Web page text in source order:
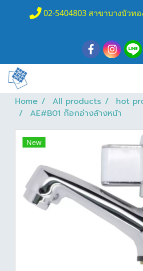
02-5404803 สาขาบางบัวทอ
Home All products
hot
AE#B01 ก๊อกอ่างล้างหน้า
New